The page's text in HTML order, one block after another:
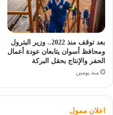
بعد توقف منذ 2022.. وزير البترول
ومحافظ أسوان يتابعان عودة أعمال
الحفر والإنتاج بحقل البركة
منذ يومين
اعلان ممول